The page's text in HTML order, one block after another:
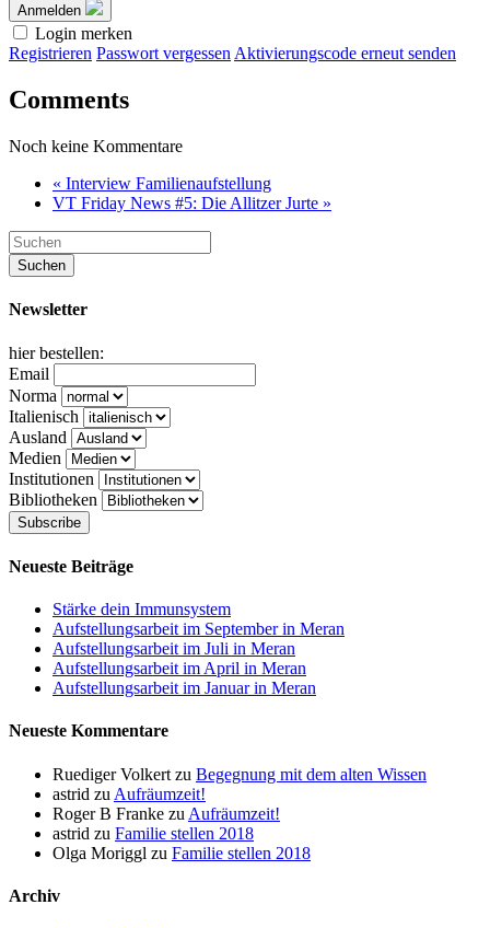
Anmelden
Login merken
Registrieren Passwort vergessen Aktivierungscode erneut senden
Comments
Noch keine Kommentare
« Interview Familienaufstellung
VT Friday News #5: Die Allitzer Jurte »
Newsletter
hier bestellen:
Email
Norma
Italienisch
Ausland
Medien
Institutionen
Bibliotheken
Neueste Beiträge
Stärke dein Immunsystem
Aufstellungsarbeit im September in Meran
Aufstellungsarbeit im Juli in Meran
Aufstellungsarbeit im April in Meran
Aufstellungsarbeit im Januar in Meran
Neueste Kommentare
Ruediger Volkert zu Begegnung mit dem alten Wissen
astrid zu Aufräumzeit!
Roger B Franke zu Aufräumzeit!
astrid zu Familie stellen 2018
Olga Moriggl zu Familie stellen 2018
Archiv